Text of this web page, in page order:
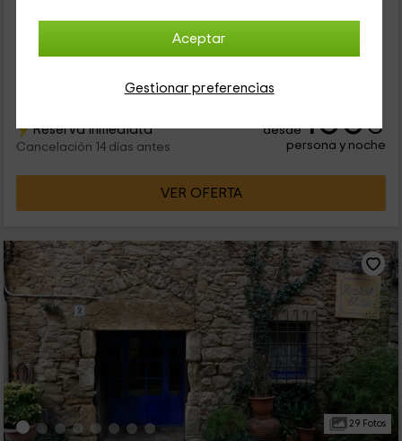
Aceptar
Gestionar preferencias
castillo medieval. Para ello tendrás que viajar hasta la
localidad gerundense de Peratallada, que, como no podía
Reserva inmediata
Cancelación 14 días antes
desde100€
persona y noche
VER OFERTA
29 Fotos